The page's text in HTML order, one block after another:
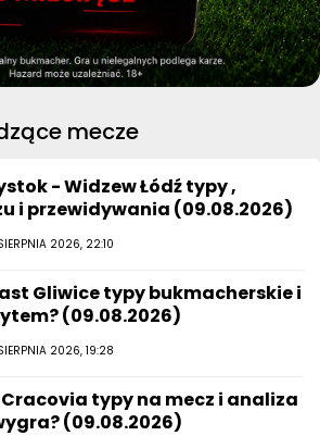
mecze
- Widzew Łódź typy ,
i przewidywania (09.08.2026)
2026, 22:10
Gliwice typy bukmacherskie i
(09.08.2026)
2026, 19:28
Cracovia typy na mecz i analiza
(09.08.2026)